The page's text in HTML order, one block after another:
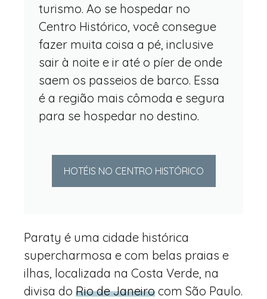
turismo. Ao se hospedar no
Centro Histórico, você consegue
fazer muita coisa a pé, inclusive
sair à noite e ir até o píer de onde
saem os passeios de barco. Essa
é a região mais cômoda e segura
para se hospedar no destino.
HOTÉIS NO CENTRO HISTÓRICO
Paraty é uma cidade histórica
supercharmosa e com belas praias e
ilhas, localizada na Costa Verde, na
divisa do Rio de Janeiro com São Paulo.